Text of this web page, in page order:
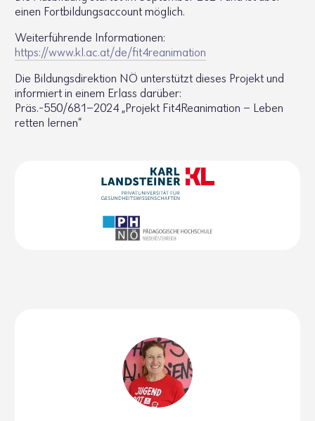
einen Fort­bil­dungs­ac­count möglich.
Weiter­füh­rende Infor­ma­tionen:
https://​www.​kl.​ac.​at/​de/​fit​4rea​nima​tion
Die Bildungs­di­rek­tion NÖ unter­stützt dieses Projekt und
infor­miert in einem Erlass darüber:
Präs.-550/681-2024 „Projekt Fit4­Re­ani­ma­tion – Leben
retten lernen“